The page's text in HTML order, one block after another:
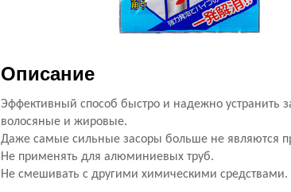
Описание
Эффективный способ быстро и надежно устранить
волосяные и жировые.
Даже самые сильные засоры больше не являются
Не применять для алюминиевых труб.
Не смешивать с другими химическими средствами.